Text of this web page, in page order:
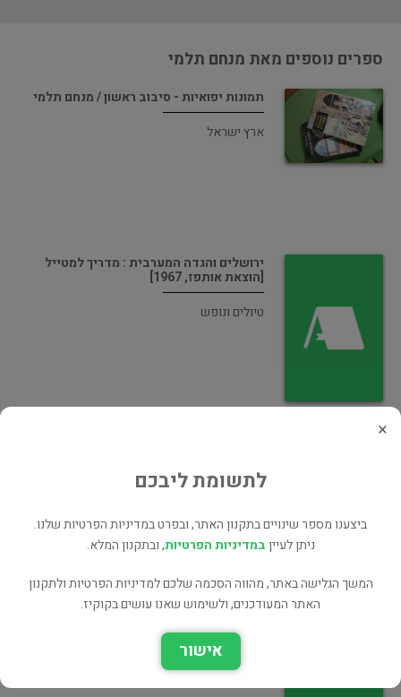
ספרים נוספים מאת מנחם תלמי
תמונות יפואיות - סיבוב ראשון / מנחם תלמי
ארץ ישראל
ירושלים והגדה המערבית : מדריך למטייל
[הוצאת אותפז, 1967]
טיולים ונופש
אמנות
×
לתשומת ליבכם
ביצענו מספר שינויים בתקנון האתר, ובפרט במדיניות הפרטיות שלנו.
ניתן לעייןבמדיניות הפרטיות, ובתקנון המלא.
המשך הגלישה באתר, מהווה הסכמה שלכם למדיניות הפרטיות ולתקנון
האתר המעודכנים, ולשימוש שאנו עושים בקוקיז.
אישור